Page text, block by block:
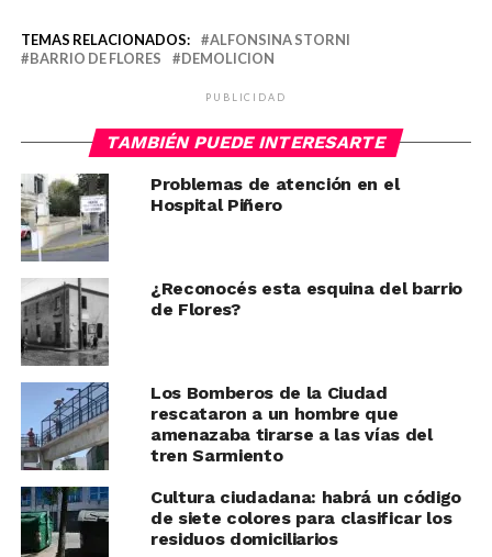
TEMAS RELACIONADOS:
ALFONSINA STORNI
BARRIO DE FLORES
DEMOLICION
PUBLICIDAD
TAMBIÉN PUEDE INTERESARTE
Problemas de atención en el
Hospital Piñero
¿Reconocés esta esquina del barrio
de Flores?
Los Bomberos de la Ciudad
rescataron a un hombre que
amenazaba tirarse a las vías del
tren Sarmiento
Cultura ciudadana: habrá un código
de siete colores para clasificar los
residuos domiciliarios